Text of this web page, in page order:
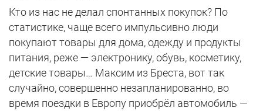
Кто из нас не делал спонтанных покупок? По
статистике, чаще всего импульсивно люди
покупают товары для дома, одежду и продукты
питания, реже — электронику, обувь, косметику,
детские товары… Максим из Бреста, вот так
случайно, совершенно незапланированно, во
время поездки в Европу приобрёл автомобиль —